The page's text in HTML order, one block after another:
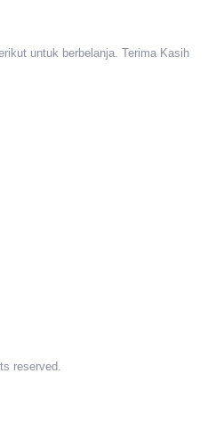
untuk berbelanja. Terima Kasih
reserved.